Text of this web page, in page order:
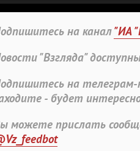
на канал"ИА
"Взгляда"
на телеграм-
- будет
можете прислать